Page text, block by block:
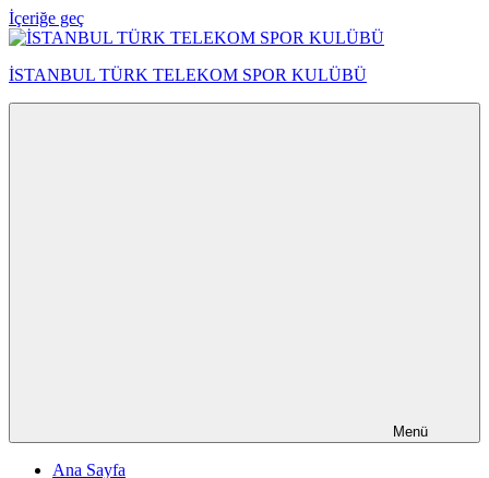
İçeriğe geç
İSTANBUL TÜRK TELEKOM SPOR KULÜBÜ
Menü
Ana Sayfa